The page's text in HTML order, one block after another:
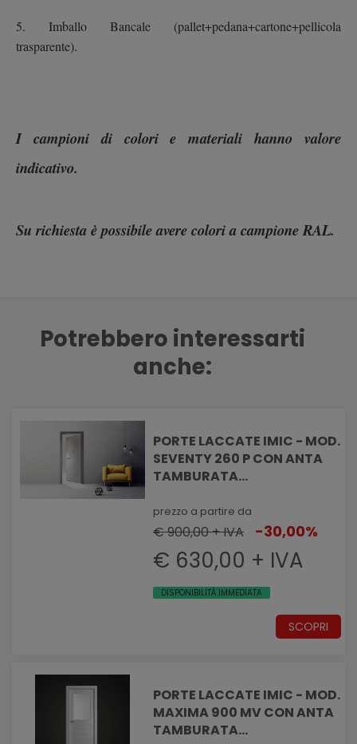
5. Imballo Bancale (pallet+pedana+cartone+pellicola
trasparente).
I campioni di colori e materiali hanno valore
indicativo.
Su richiesta è possibile avere colori a campione RAL.
Potrebbero interessarti
anche:
PORTE LACCATE IMIC - MOD.
SEVENTY 260 P CON ANTA
TAMBURATA
DIAGONALI
prezzo a partire da
€ 900,00 + IVA -30,00%
€ 630,00 + IVA
DISPONIBILITÀ IMMEDIATA
SCOPRI
PORTE LACCATE IMIC - MOD.
MAXIMA 900 MV CON ANTA
TAMBURATA